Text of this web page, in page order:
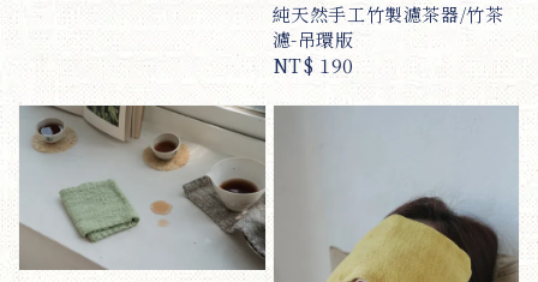
純天然手工竹製濾茶器/竹茶
濾-吊環版
Regular
NT$ 190